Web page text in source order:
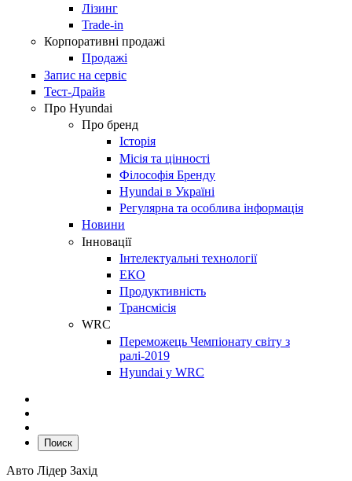
Лізинг
Trade-in
Корпоративні продажі
Продажі
Запис на сервіс
Тест-Драйв
Про Hyundai
Про бренд
Історія
Місія та цінності
Філософія Бренду
Hyundai в Україні
Регулярна та особлива інформація
Новини
Інновації
Інтелектуальні технології
ЕКО
Продуктивність
Трансмісія
WRC
Переможець Чемпіонату світу з
ралі-2019
Hyundai у WRC
Поиск
Авто Лідер Захід